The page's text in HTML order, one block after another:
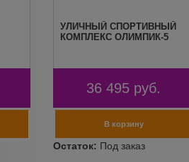
УЛИЧНЫЙ СПОРТИВНЫЙ
КОМПЛЕКС ОЛИМПИК-5
36 495 руб.